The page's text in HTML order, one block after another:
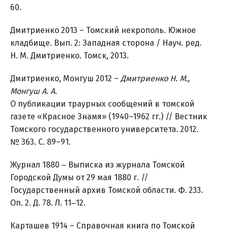
60.
Дмитриенко 2013 – Томский некрополь. Южное
кладбище. Вып. 2: Западная сторона / Науч. ред.
Н. М. Дмитриенко. Томск, 2013.
Дмитриенко, Монгуш 2012 – Дмитриенко Н. М.,
Монгуш А. А.
О публикации траурных сообщений в томской
газете «Красное Знамя» (1940–1962 гг.) // Вестник
Томского государственного университета. 2012.
№ 363. С. 89–91.
Журнал 1880 ‒ Выписка из журнала Томской
Городской Думы от 29 мая 1880 г. //
Государственный архив Томской области. Ф. 233.
Оп. 2. Д. 78. Л. 11‒12.
Карташев 1914 – Справочная книга по Томской